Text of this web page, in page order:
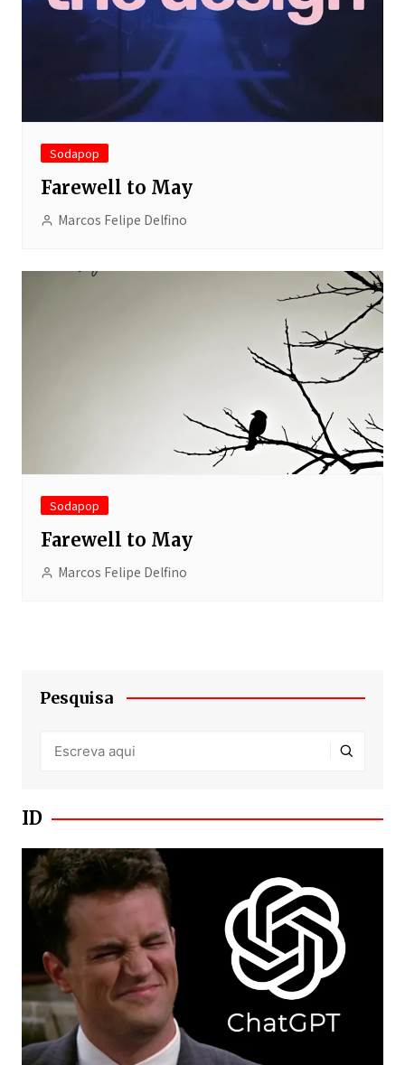
Sodapop
Farewell to May
Marcos Felipe Delfino
Sodapop
Farewell to May
Marcos Felipe Delfino
Pesquisa
ID